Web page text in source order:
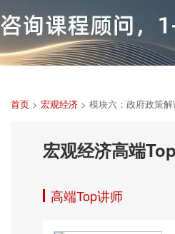
首页> 宏观经济 > 模块六：政府政策解
宏观经济高端
高端Top讲师